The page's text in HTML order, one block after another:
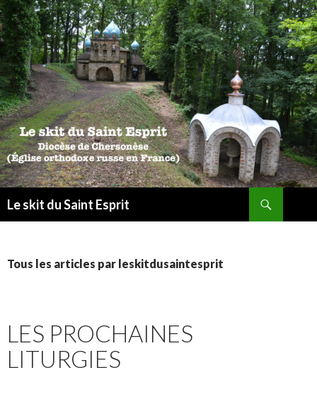
Le skit du Saint Esprit
Tous les articles par leskitdusaintesprit
LES PROCHAINES
LITURGIES